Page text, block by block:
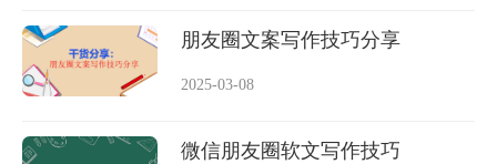
朋友圈文案写作技巧分享
2025-03-08
微信朋友圈软文写作技巧